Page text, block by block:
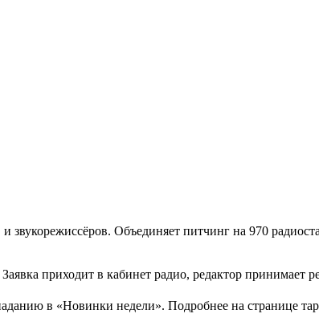
Объединяет питчинг на 970
Заявка приходит в кабинет радио, редактор
в «Новинки недели». Подробнее на странице